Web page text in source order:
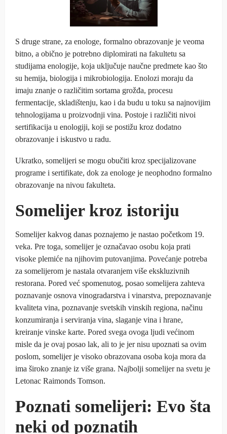
S druge strane, za enologe, formalno obrazovanje je veoma
bitno, a obično je potrebno diplomirati na fakultetu sa
studijama enologije, koja uključuje naučne predmete kao što
su hemija, biologija i mikrobiologija. Enolozi moraju da
imaju znanje o različitim sortama grožđa, procesu
fermentacije, skladištenju, kao i da budu u toku sa najnovijim
tehnologijama u proizvodnji vina. Postoje i različiti nivoi
sertifikacija u enologiji, koji se postižu kroz dodatno
obrazovanje i iskustvo u radu.
Ukratko, somelijeri se mogu obučiti kroz specijalizovane
programe i sertifikate, dok za enologe je neophodno formalno
obrazovanje na nivou fakulteta.
Somelijer kroz istoriju
Somelijer kakvog danas poznajemo je nastao početkom 19.
veka. Pre toga, somelijer je označavao osobu koja prati
visoke plemiće na njihovim putovanjima. Povećanje potreba
za somelijerom je nastala otvaranjem više ekskluzivnih
restorana. Pored već spomenutog, posao somelijera zahteva
poznavanje osnova vinogradarstva i vinarstva, prepoznavanje
kvaliteta vina, poznavanje svetskih vinskih regiona, načinu
konzumiranja i serviranja vina, slaganje vina i hrane,
kreiranje vinske karte. Pored svega ovoga ljudi većinom
misle da je ovaj posao lak, ali to je jer nisu upoznati sa ovim
poslom, somelijer je visoko obrazovana osoba koja mora da
ima široko znanje iz više grana. Najbolji somelijer na svetu je
Letonac Raimonds Tomson.
Poznati somelijeri: Evo šta
neki od poznatih